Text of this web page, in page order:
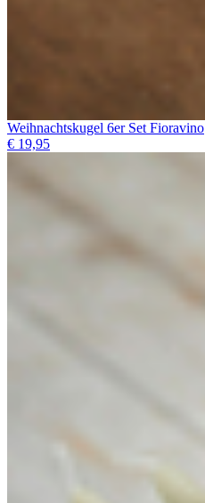
Weihnachtskugel 6er Set Fioravino
€ 19,95